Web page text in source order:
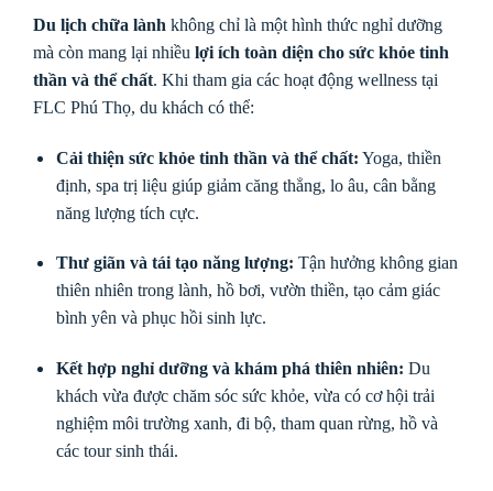
Du lịch chữa lành không chỉ là một hình thức nghỉ dưỡng
mà còn mang lại nhiều lợi ích toàn diện cho sức khỏe tinh
thần và thể chất. Khi tham gia các hoạt động wellness tại
FLC Phú Thọ, du khách có thể:
Cải thiện sức khỏe tinh thần và thể chất: Yoga, thiền
định, spa trị liệu giúp giảm căng thẳng, lo âu, cân bằng
năng lượng tích cực.
Thư giãn và tái tạo năng lượng: Tận hưởng không gian
thiên nhiên trong lành, hồ bơi, vườn thiền, tạo cảm giác
bình yên và phục hồi sinh lực.
Kết hợp nghỉ dưỡng và khám phá thiên nhiên: Du
khách vừa được chăm sóc sức khỏe, vừa có cơ hội trải
nghiệm môi trường xanh, đi bộ, tham quan rừng, hồ và
các tour sinh thái.